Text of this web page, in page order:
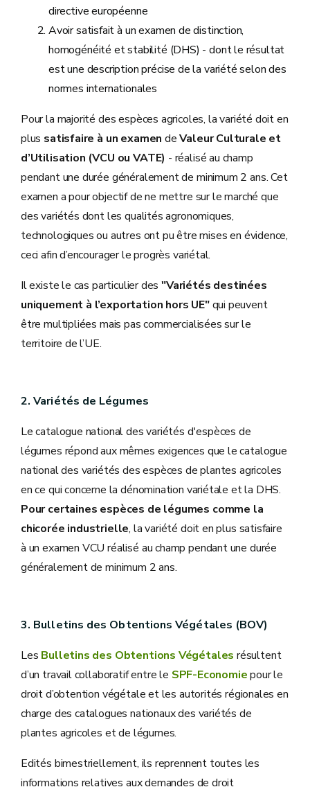
directive européenne
Avoir satisfait à un examen de distinction,
homogénéité et stabilité (DHS) - dont le résultat
est une description précise de la variété selon des
normes internationales
Pour la majorité des espèces agricoles, la variété doit en
plus satisfaire à un examen deValeur Culturale et
d’Utilisation (VCU ou VATE) - réalisé au champ
pendant une durée généralement de minimum 2 ans. Cet
examen a pour objectif de ne mettre sur le marché que
des variétés dont les qualités agronomiques,
technologiques ou autres ont pu être mises en évidence,
ceci afin d’encourager le progrès variétal.
Il existe le cas particulier des"Variétés destinées
uniquement à l’exportation hors UE"qui peuvent
être multipliées mais pas commercialisées sur le
territoire de l’UE.
2. Variétés de Légumes
Le catalogue national des variétés d'espèces de
légumes répond aux mêmes exigences que le catalogue
national des variétés des espèces de plantes agricoles
en ce qui concerne la dénomination variétale et la DHS.
Pour certaines espèces de légumes comme la
chicorée industrielle, la variété doit en plus satisfaire
à un examen VCU réalisé au champ pendant une durée
généralement de minimum 2 ans.
3. Bulletins des Obtentions Végétales (BOV)
Les Bulletins des Obtentions Végétales résultent
d’un travail collaboratif entre le SPF-Economiepour le
droit d’obtention végétale et les autorités régionales en
charge des catalogues nationaux des variétés de
plantes agricoles et de légumes.
Edités bimestriellement, ils reprennent toutes les
informations relatives aux demandes de droit